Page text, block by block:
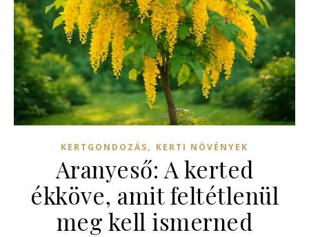
KERTGONDOZÁS, KERTI NÖVÉNYEK
Aranyeső: A kerted
ékköve, amit feltétlenül
meg kell ismerned